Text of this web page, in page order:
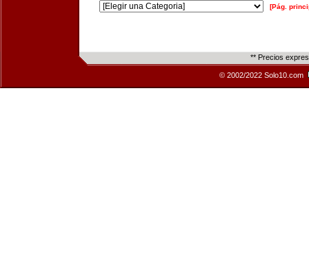
[Pág.
** Precios
© 2002/2022 Solo10.com